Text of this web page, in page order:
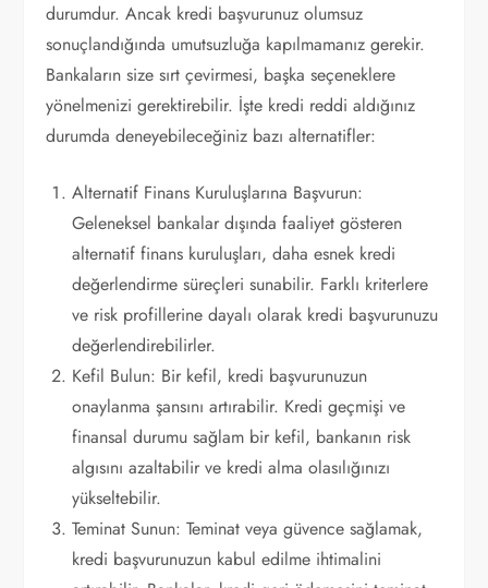
durumdur. Ancak kredi başvurunuz olumsuz
sonuçlandığında umutsuzluğa kapılmamanız gerekir.
Bankaların size sırt çevirmesi, başka seçeneklere
yönelmenizi gerektirebilir. İşte kredi reddi aldığınız
durumda deneyebileceğiniz bazı alternatifler:
Alternatif Finans Kuruluşlarına Başvurun:
Geleneksel bankalar dışında faaliyet gösteren
alternatif finans kuruluşları, daha esnek kredi
değerlendirme süreçleri sunabilir. Farklı kriterlere
ve risk profillerine dayalı olarak kredi başvurunuzu
değerlendirebilirler.
Kefil Bulun: Bir kefil, kredi başvurunuzun
onaylanma şansını artırabilir. Kredi geçmişi ve
finansal durumu sağlam bir kefil, bankanın risk
algısını azaltabilir ve kredi alma olasılığınızı
yükseltebilir.
Teminat Sunun: Teminat veya güvence sağlamak,
kredi başvurunuzun kabul edilme ihtimalini